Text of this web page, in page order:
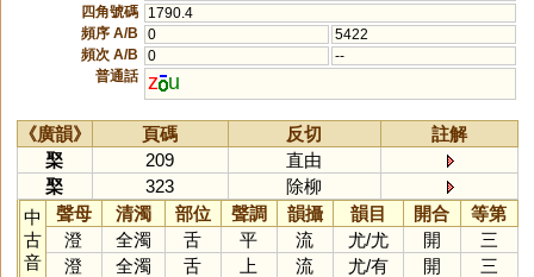
四角號碼
1790.4
頻序 A/B
0
5422
頻次 A/B
0
--
普通話 z u
《廣韻》 頁碼 反切
註解
棸
209
直由
棸
323
除柳
中
古
音
聲母 清濁 部位 聲調 韻攝 韻目 開合
等第
澄
全濁 舌 平 流 尤/尤 開
三
澄
全濁 舌 上 流 尤/有 開 三